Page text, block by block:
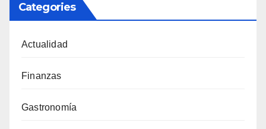
Categories
Actualidad
Finanzas
Gastronomía